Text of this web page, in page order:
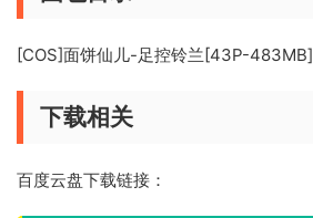
[COS]面饼仙儿-足控铃兰[43P-483MB]
下载相关
百度云盘下载链接：